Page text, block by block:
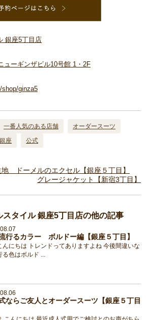
銀座5丁目店
ーギンザビル10号館 1・2F
ginza5
一番人気のある店舗
オーダースーツ
銀座 公式
ドーメルのエクセル【銀座５丁目】
グレージャケット【新宿3丁目】
タイル 銀座5丁目店の他の記事
行るカラー ボルドー編【銀座５丁目】
んにちは トレンドってありますよね 今後間違いな
る色はボルド ...
ならご友人とオーダースーツ【銀座５丁目